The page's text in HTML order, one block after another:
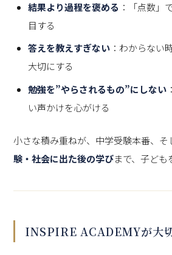
結果より過程を褒める ：「点数」
目する
答えを教えすぎない ：わからない
大切にする
勉強を”やらされるもの”にしない
い声かけを心がける
小さな積み重ねが、中学受験本番、そ
験・社会に出た後の学びまで、子ども
INSPIRE ACADEMYが大